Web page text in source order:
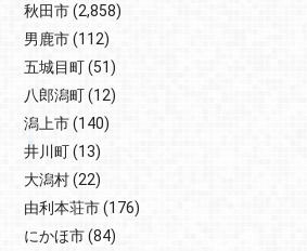
秋田市(2,858)
男鹿市(112)
五城目町(51)
八郎潟町(12)
潟上市(140)
井川町(13)
大潟村(22)
由利本荘市(176)
にかほ市(84)